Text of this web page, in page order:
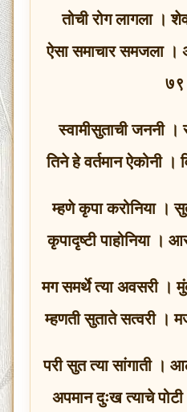
तोची रोग लागला ।
ऐसा समाचार समजला ।
स्वामीसुताची जननी ।
तिने हे वर्तमान ऐकोनी
म्हणे कृपा करोनिया ।
कृपादृष्टी पाहोनिया ।
मग समर्थे त्या अवसरी ।
म्हणती सुताते सत्वरी ।
परी सुत त्या सांगाती ।
अपमान दुःख त्याचे